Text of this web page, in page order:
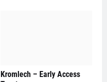
Kromlech – Early Access